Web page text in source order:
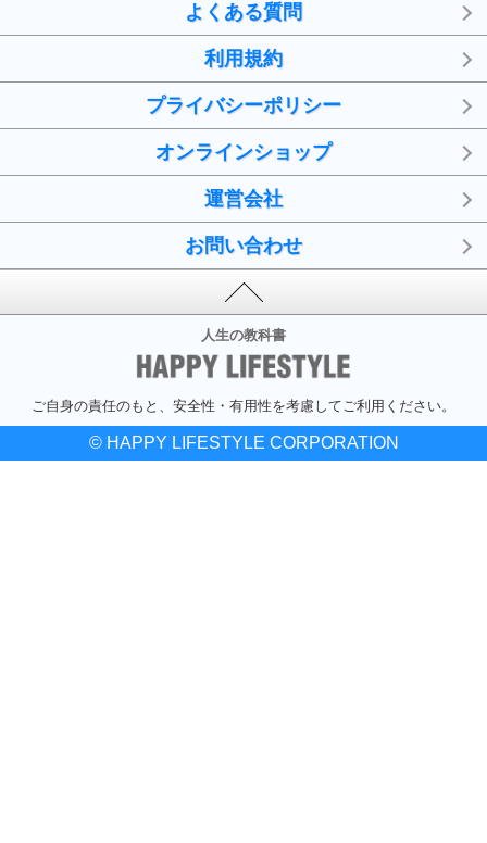
よくある質問
利用規約
プライバシーポリシー
オンラインショップ
運営会社
お問い合わせ
人生の教科書
ご自身の責任のもと、安全性・有用性を考慮してご利用ください。
© HAPPY LIFESTYLE CORPORATION